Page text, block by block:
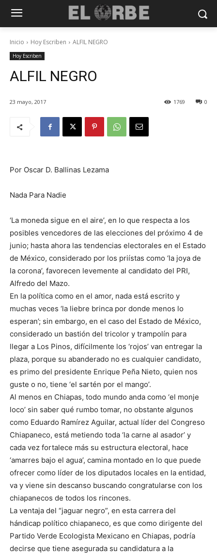
Inicio Hoy Escriben ALFIL NEGRO
Hoy Escriben
ALFIL NEGRO
23 mayo, 2017 0
1769
Por Oscar D. Ballinas Lezama
Nada Para Nadie
‘La moneda sigue en el aire’, en lo que respecta a los
posibles vencedores de las elecciones del próximo 4 de
junio; hasta ahora las tendencias electorales en el Estado
de México, considerado por los priístas como ‘la joya de
la corona’, favorecen levemente al candidato del PRI,
Alfredo del Mazo.
En la política como en el amor, nada está escrito y
muchas veces ‘la liebre brinca por donde menos lo
esperan’; sin embargo, en el caso del Estado de México,
considerado un bastión del tricolor y trampolín para
llegar a Los Pinos, difícilmente los ‘rojos’ van entregar la
plaza, porque su abanderado no es cualquier candidato,
es primo del presidente Enrique Peña Nieto, quien nos
guste o no, tiene ‘el sartén por el mango’.
Al menos en Chiapas, todo mundo anda como ‘el monje
loco’ sin saber qué rumbo tomar, no obstante algunos
como Eduardo Ramírez Aguilar, actual líder del Congreso
Chiapaneco, está metiendo toda ‘la carne al asador’ y
cada vez fortalece más su estructura electoral, hace
‘amarres bajo el agua’, camina montado en lo que puede
ofrecer como líder de los diputados locales en la entidad,
va y viene sin descanso buscando congratularse con los
chiapanecos de todos los rincones.
La ventaja del “jaguar negro”, en esta carrera del
hándicap político chiapaneco, es que como dirigente del
Partido Verde Ecologista Mexicano en Chiapas, podría
decirse que tiene asegurada su candidatura a la